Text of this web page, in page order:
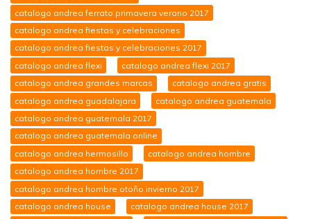
catalogo andrea ferrato primavera verano 2017
catalogo andrea fiestas y celebraciones
catalogo andrea fiestas y celebraciones 2017
catalogo andrea flexi
catalogo andrea flexi 2017
catalogo andrea grandes marcas
catalogo andrea gratis
catalogo andrea guadalajara
catalogo andrea guatemala
catalogo andrea guatemala 2017
catalogo andrea guatemala online
catalogo andrea hermosillo
catalogo andrea hombre
catalogo andrea hombre 2017
catalogo andrea hombre otoño invierno 2017
catalogo andrea house
catalogo andrea house 2017